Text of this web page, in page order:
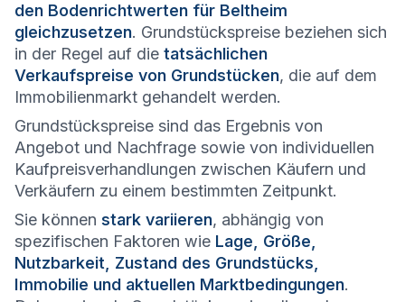
den Bodenrichtwerten für Beltheim
gleichzusetzen. Grundstückspreise beziehen sich
in der Regel auf die tatsächlichen
Verkaufspreise von Grundstücken, die auf dem
Immobilienmarkt gehandelt werden.
Grundstückspreise sind das Ergebnis von
Angebot und Nachfrage sowie von individuellen
Kaufpreisverhandlungen zwischen Käufern und
Verkäufern zu einem bestimmten Zeitpunkt.
Sie können stark variieren, abhängig von
spezifischen Faktoren wie Lage, Größe,
Nutzbarkeit, Zustand des Grundstücks,
Immobilie und aktuellen Marktbedingungen.